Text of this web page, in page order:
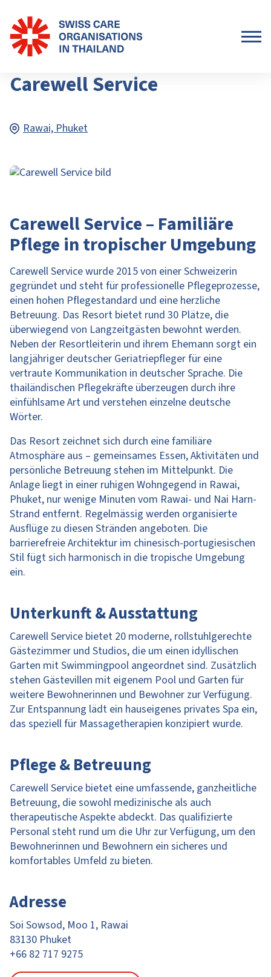
Carewell Service
Rawai, Phuket
Carewell Service – Familiäre
Pflege in tropischer Umgebung
Carewell Service wurde 2015 von einer Schweizerin
gegründet und steht für professionelle Pflegeprozesse,
einen hohen Pflegestandard und eine herzliche
Betreuung. Das Resort bietet rund 30 Plätze, die
überwiegend von Langzeitgästen bewohnt werden.
Neben der Resortleiterin und ihrem Ehemann sorgt ein
langjähriger deutscher Geriatriepfleger für eine
vertraute Kommunikation in deutscher Sprache. Die
thailändischen Pflegekräfte überzeugen durch ihre
einfühlsame Art und verstehen einzelne deutsche
Wörter.
Das Resort zeichnet sich durch eine familiäre
Atmosphäre aus – gemeinsames Essen, Aktivitäten und
persönliche Betreuung stehen im Mittelpunkt. Die
Anlage liegt in einer ruhigen Wohngegend in Rawai,
Phuket, nur wenige Minuten vom Rawai- und Nai Harn-
Strand entfernt. Regelmässig werden organisierte
Ausflüge zu diesen Stränden angeboten. Die
barrierefreie Architektur im chinesisch-portugiesischen
Stil fügt sich harmonisch in die tropische Umgebung
ein.
Unterkunft & Ausstattung
Carewell Service bietet 20 moderne, rollstuhlgerechte
Gästezimmer und Studios, die um einen idyllischen
Garten mit Swimmingpool angeordnet sind. Zusätzlich
stehen Gästevillen mit eigenem Pool und Garten für
weitere Bewohnerinnen und Bewohner zur Verfügung.
Zur Entspannung lädt ein hauseigenes privates Spa ein,
das speziell für Massagetherapien konzipiert wurde.
Pflege & Betreuung
Carewell Service bietet eine umfassende, ganzheitliche
Betreuung, die sowohl medizinische als auch
therapeutische Aspekte abdeckt. Das qualifizierte
Personal steht rund um die Uhr zur Verfügung, um den
Bewohnerinnen und Bewohnern ein sicheres und
komfortables Umfeld zu bieten.
Adresse
Soi Sowsod, Moo 1, Rawai
83130 Phuket
+66 82 717 9275